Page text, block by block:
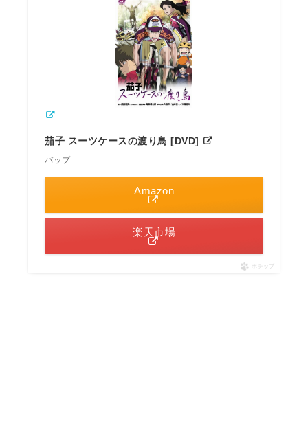
茄子 スーツケースの渡り鳥 [DVD]
バップ
Amazon
楽天市場
ポチップ